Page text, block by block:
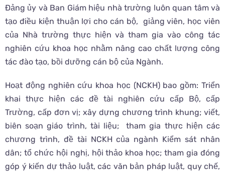
Đảng ủy và Ban Giám hiệu nhà trường luôn quan tâm và
tạo điều kiện thuận lợi cho cán bộ, giảng viên, học viên
của Nhà trường thực hiện và tham gia vào công tác
nghiên cứu khoa học nhằm nâng cao chất lượng công
tác đào tạo, bồi dưỡng cán bộ của Ngành.
Hoạt động nghiên cứu khoa học (NCKH) bao gồm: Triển
khai thực hiện các đề tài nghiên cứu cấp Bộ, cấp
Trường, cấp đơn vị; xây dựng chương trình khung; viết,
biên soạn giáo trình, tài liệu; tham gia thực hiện các
chương trình, đề tài NCKH của ngành Kiểm sát nhân
dân; tổ chức hội nghị, hội thảo khoa học; tham gia đóng
góp ý kiến dự thảo luật, các văn bản pháp luật, quy chế,